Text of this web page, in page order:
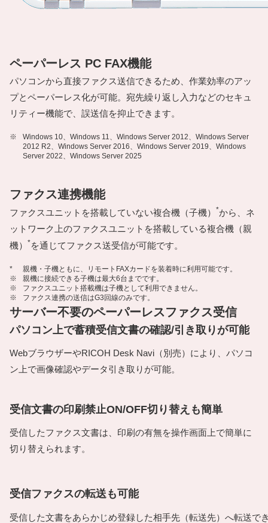
ペーパーレス PC FAX機能
パソコンから直接ファクス送信できるため、作業効率のアッ
プとペーパーレス化が可能。宛先繰り返し入力などのセキュ
リティー機能で、誤送信を抑止できます。
※
Windows 10、Windows 11、Windows Server 2012、Windows Server
2012 R2、Windows Server 2016、Windows Server 2019、Windows
Server 2022、Windows Server 2025
ファクス連携機能
ファクスユニットを搭載していない複合機（子機） *から、ネ
ットワーク上のファクスユニットを搭載している複合機（親
機）
*を通じてファクス送受信が可能です。
*
親機・子機ともに、リモートFAXカードを装着時に利用可能です。
※
親機に接続できる子機は最大6台までです。
※
ファクスユニット搭載機は子機として利用できません。
※
ファクス連携の送信はG3回線のみです。
サーバー不要のペーパーレスファクス受信
パソコン上で蓄積受信文書の確認/引き取りが可能
WebブラウザーやRICOH Desk Navi（別売）により、パソコ
ン上で画像確認やデータ引き取りが可能。
受信文書の印刷禁止ON/OFF切り替えも簡単
受信したファクス文書は、印刷の有無を操作画面上で簡単に
切り替えられます。
受信ファクスの転送も可能
受信した文書をあらかじめ登録した相手先（転送先）へ転送